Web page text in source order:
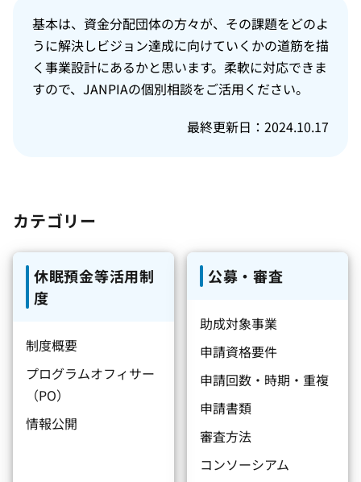
基本は、資金分配団体の方々が、その課題をどのよ
うに解決しビジョン達成に向けていくかの道筋を描
く事業設計にあるかと思います。柔軟に対応できま
すので、JANPIAの個別相談をご活用ください。
最終更新日：2024.10.17
カテゴリー
休眠預金等活用制
度
制度概要
プログラムオフィサー
（PO）
情報公開
公募・審査
助成対象事業
申請資格要件
申請回数・時期・重複
申請書類
審査方法
コンソーシアム